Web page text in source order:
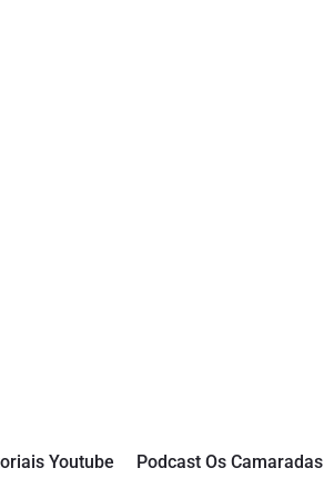
Youtube Podcast Os Camaradas